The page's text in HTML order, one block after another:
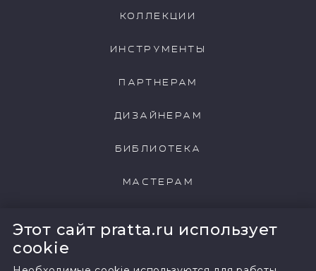
Этот сайт pratta.ru использует
cookie
КОЛЛЕКЦИИ
ИНСТРУМЕНТЫ
ПАРТНЕРАМ
ДИЗАЙНЕРАМ
БИБЛИОТЕКА
МАСТЕРАМ